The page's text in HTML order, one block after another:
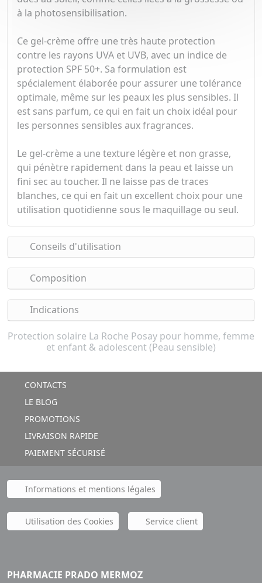
à la photosensibilisation.
Ce gel-crème offre une très haute protection
contre les rayons UVA et UVB, avec un indice de
protection SPF 50+. Sa formulation est
spécialement élaborée pour assurer une tolérance
optimale, même sur les peaux les plus sensibles. Il
est sans parfum, ce qui en fait un choix idéal pour
les personnes sensibles aux fragrances.
Le gel-crème a une texture légère et non grasse,
qui pénètre rapidement dans la peau et laisse un
fini sec au toucher. Il ne laisse pas de traces
blanches, ce qui en fait un excellent choix pour une
utilisation quotidienne sous le maquillage ou seul.
Conseils d'utilisation
Composition
Indications
Protection solaire La Roche Posay pour homme, femme
et enfant & adolescent (Peau sensible)
CONTACTS
LE BLOG
PROMOTIONS
LIVRAISON RAPIDE
PAIEMENT SÉCURISÉ
Informations et mentions légales
Utilisation des Cookies Service client
PHARMACIE PRADO MERMOZ